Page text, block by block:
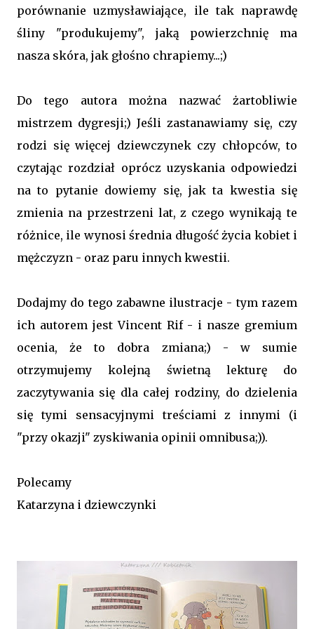
porównanie uzmysławiające, ile tak naprawdę
śliny "produkujemy", jaką powierzchnię ma
nasza skóra, jak głośno chrapiemy...;)
Do tego autora można nazwać żartobliwie
mistrzem dygresji;) Jeśli zastanawiamy się, czy
rodzi się więcej dziewczynek czy chłopców, to
czytając rozdział oprócz uzyskania odpowiedzi
na to pytanie dowiemy się, jak ta kwestia się
zmienia na przestrzeni lat, z czego wynikają te
różnice, ile wynosi średnia długość życia kobiet i
mężczyzn - oraz paru innych kwestii.
Dodajmy do tego zabawne ilustracje - tym razem
ich autorem jest Vincent Rif - i nasze gremium
ocenia, że to dobra zmiana;) - w sumie
otrzymujemy kolejną świetną lekturę do
zaczytywania się dla całej rodziny, do dzielenia
się tymi sensacyjnymi treściami z innymi (i
"przy okazji" zyskiwania opinii omnibusa;)).
Polecamy
Katarzyna i dziewczynki